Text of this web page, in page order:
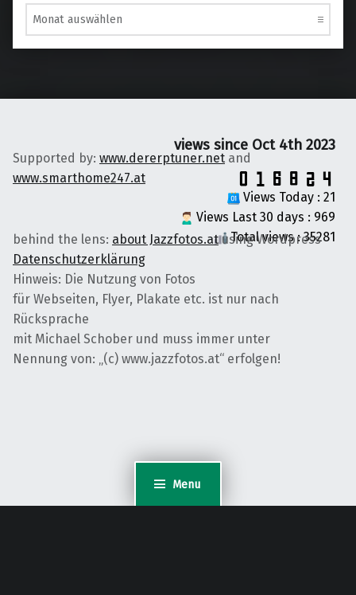
Menu
Supported by: www.dererptuner.net and
www.smarthome247.at
behind the lens: about Jazzfotos.atusing Wordpress
Datenschutzerklärung
Hinweis: Die Nutzung von Fotos
für Webseiten, Flyer, Plakate etc. ist nur nach
Rücksprache
mit Michael Schober und muss immer unter
Nennung von: „(c) www.jazzfotos.at“ erfolgen!
views since Oct 4th 2023
Views Today : 21
Views Last 30 days : 969
Total views : 35281